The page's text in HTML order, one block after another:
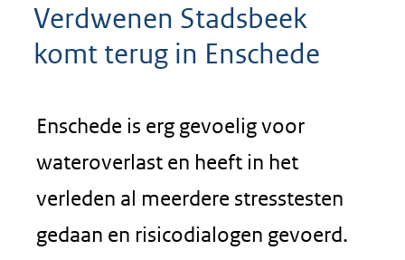
Verdwenen Stadsbeek
komt terug in Enschede
Enschede is erg gevoelig voor
wateroverlast en heeft in het
verleden al meerdere stresstesten
gedaan en risicodialogen gevoerd.